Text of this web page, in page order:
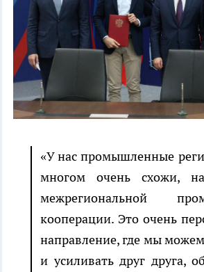
«У нас промышленные
многом очень схожи,
межрегиональной
кооперации. Это очень
направление, где мы
и усиливать друг друга,